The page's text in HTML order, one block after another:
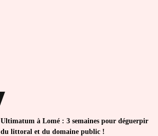
Ultimatum à Lomé : 3 semaines pour déguerpir
du littoral et du domaine public !